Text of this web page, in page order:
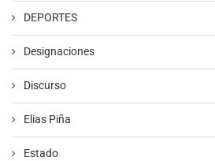
DEPORTES
Designaciones
Discurso
Elias Piña
Estado